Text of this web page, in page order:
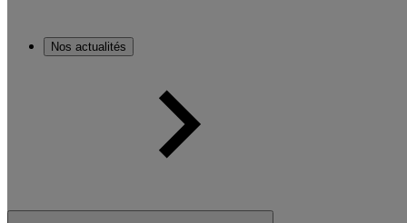
Nos actualités